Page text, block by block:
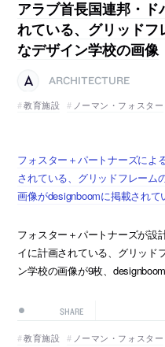
アラブ首長国連邦・ド
れている、グリッド
なデザイン学校の画像
ARCHITECTURE
教育施設
ノーマン・フォスター
フォスター＋パートナーズによ
されている、グリッドフレーム
画像がdesignboomに掲載されて
フォスター＋パートナーズが設
イに計画されている、グリッド
ン学校の画像が9枚、
SHARE
教育施設 ノーマン・フォスター